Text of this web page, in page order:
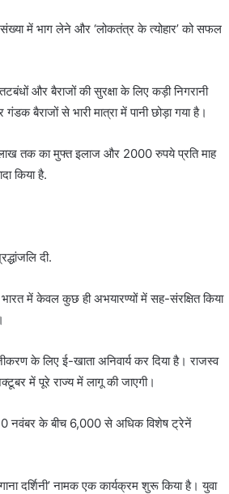
संख्या में भाग लेने और ‘लोकतंत्र के त्योहार’ को सफल
और बैराजों की सुरक्षा के लिए कड़ी निगरानी
बैराजों से भारी मात्रा में पानी छोड़ा गया है।
लाख तक का मुफ्त इलाज और 2000 रुपये प्रति माह
किया है.
दी.
में केवल कुछ ही अभयारण्यों में सह-संरक्षित किया
के लिए ई-खाता अनिवार्य कर दिया है। राजस्व
में पूरे राज्य में लागू की जाएगी।
30 नवंबर के बीच 6,000 से अधिक विशेष ट्रेनें
दर्शिनी’ नामक एक कार्यक्रम शुरू किया है। युवा